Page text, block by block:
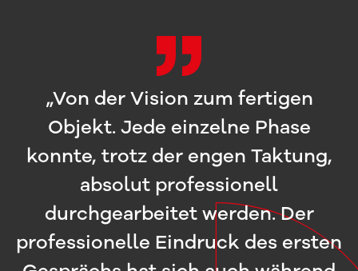
„Von der Vision zum fertigen
Objekt. Jede einzelne Phase
konnte, trotz der engen Taktung,
absolut professionell
durchgearbeitet werden. Der
professionelle Eindruck des ersten